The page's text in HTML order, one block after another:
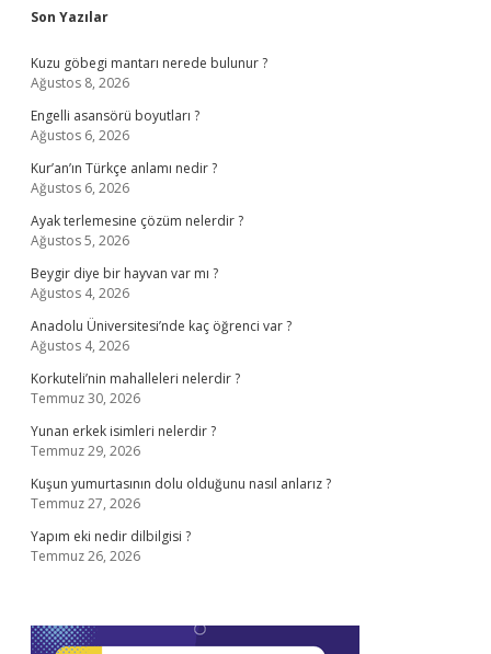
Sidebar
Son Yazılar
Kuzu göbegi mantarı nerede bulunur ?
Ağustos 8, 2026
Engelli asansörü boyutları ?
Ağustos 6, 2026
Kur’an’ın Türkçe anlamı nedir ?
Ağustos 6, 2026
Ayak terlemesine çözüm nelerdir ?
Ağustos 5, 2026
Beygir diye bir hayvan var mı ?
Ağustos 4, 2026
Anadolu Üniversitesi’nde kaç öğrenci var ?
Ağustos 4, 2026
Korkuteli’nin mahalleleri nelerdir ?
Temmuz 30, 2026
Yunan erkek isimleri nelerdir ?
Temmuz 29, 2026
Kuşun yumurtasının dolu olduğunu nasıl anlarız ?
Temmuz 27, 2026
Yapım eki nedir dilbilgisi ?
Temmuz 26, 2026